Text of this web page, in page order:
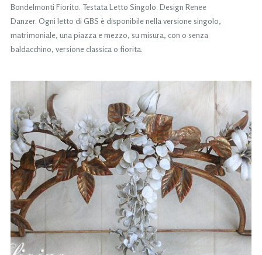
Bondelmonti Fiorito. Testata Letto Singolo. Design Renee
Danzer. Ogni letto di GBS è disponibile nella versione singolo,
matrimoniale, una piazza e mezzo, su misura, con o senza
baldacchino, versione classica o fiorita.